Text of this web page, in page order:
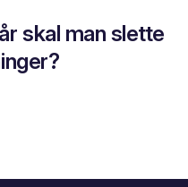
skal man slette